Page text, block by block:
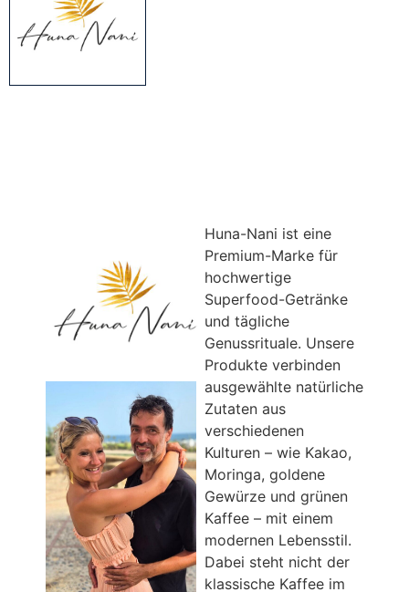
Huna-Nani ist eine
Premium-Marke für
hochwertige
Superfood-Getränke
und tägliche
Genussrituale. Unsere
Produkte verbinden
ausgewählte natürliche
Zutaten aus
verschiedenen
Kulturen – wie Kakao,
Moringa, goldene
Gewürze und grünen
Kaffee – mit einem
modernen Lebensstil.
Dabei steht nicht der
klassische Kaffee im